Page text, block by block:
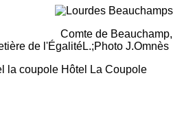
Beauchamp,
de l'ÉgalitéL.;Photo J.Omnès
Hôtel La Coupole